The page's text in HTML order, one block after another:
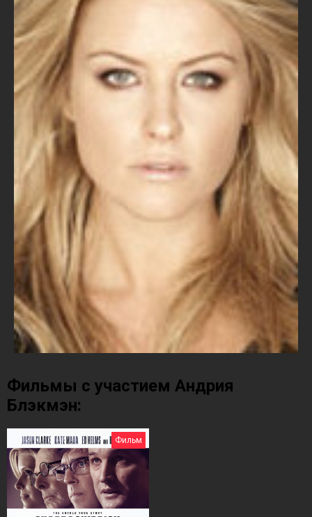
Фильмы с участием Андрия
Блэкмэн:
Фильм